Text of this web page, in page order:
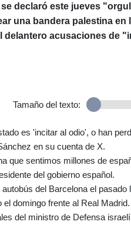
declaró este jueves
una bandera palestina en
acusaciones de
Tamaño del texto:
es 'incitar al odio', o han
en su cuenta de X.
que sentimos millones de
del gobierno español.
del Barcelona el pasado
domingo frente al Real Madrid.
del ministro de Defensa